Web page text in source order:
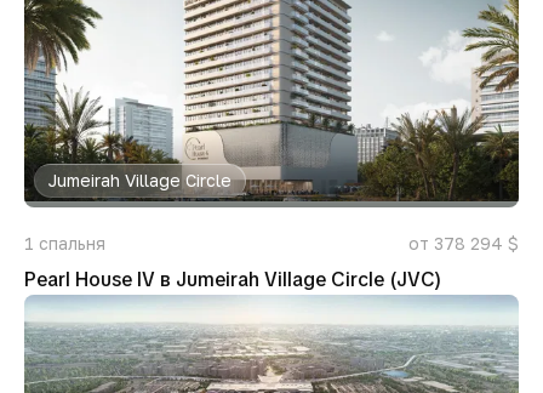
Jumeirah Village Circle
1 спальня от 378 294 $
Pearl House IV в Jumeirah Village Circle (JVC)